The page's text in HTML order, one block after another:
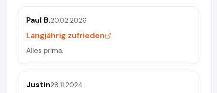
Paul B.20.02.2026
Langjährig zufrieden
Alles prima.
Justin28.11.2024